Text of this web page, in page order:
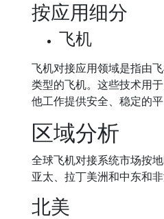
按应用细分
飞机
飞机对接应用领域是指由
类型的飞机。这些技术用
他工作提供安全、稳定的平
区域分析
全球飞机对接系统市场按
亚太、拉丁美洲和中东和非
北美